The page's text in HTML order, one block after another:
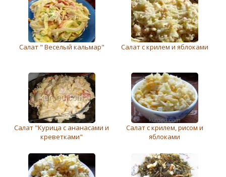
Салат " Веселый кальмар" Салат с крилем и яблоками
Салат "Курица с ананасами и
креветками"
Салат с крилем, рисом и
яблоками